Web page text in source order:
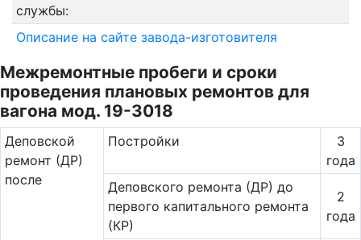
службы:
Описание на сайте завода-изготовителя
Межремонтные пробеги и сроки
проведения плановых ремонтов для
вагона мод. 19-3018
Де­повс­кой
ремонт (ДР)
после
Постройки
3
года
Деповского ремонта (ДР) до
первого капитального ремонта
(КР)
2
года